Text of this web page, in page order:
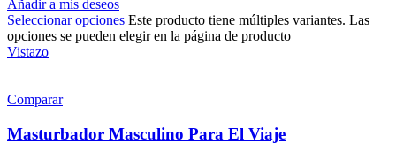
Añadir a mis deseos
Seleccionar opciones Este producto tiene múltiples variantes. Las
opciones se pueden elegir en la página de producto
Vistazo
Comparar
Masturbador Masculino Para El Viaje